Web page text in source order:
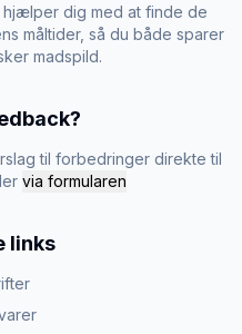
hjælper dig med at finde de
måltider, så du både sparer
madspild.
til forbedringer direkte til
via formularen
links